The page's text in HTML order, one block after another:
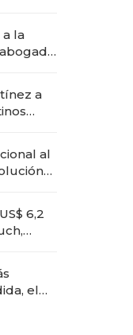
la
a
al
6,2
el